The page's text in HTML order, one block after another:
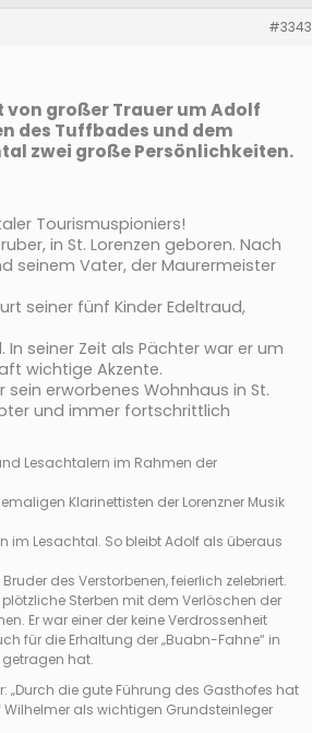
#3343
von großer Trauer um Adolf
des Tuffbades und dem
zwei große Persönlichkeiten.
Tourismuspioniers!
in St. Lorenzen geboren. Nach
seinem Vater, der Maurermeister
seiner fünf Kinder Edeltraud,
seiner Zeit als Pächter war er um
wichtige Akzente.
erworbenes Wohnhaus in St.
und immer fortschrittlich
Lesachtalern im Rahmen der
Klarinettisten der Lorenzner Musik
im Lesachtal. So bleibt Adolf als überaus
des Verstorbenen, feierlich zelebriert.
Sterben mit dem Verlöschen der
Er war einer der keine Verdrossenheit
für die Erhaltung der „Buabn-Fahne“ in
getragen hat.
„Durch die gute Führung des Gasthofes hat
als wichtigen Grundsteinleger